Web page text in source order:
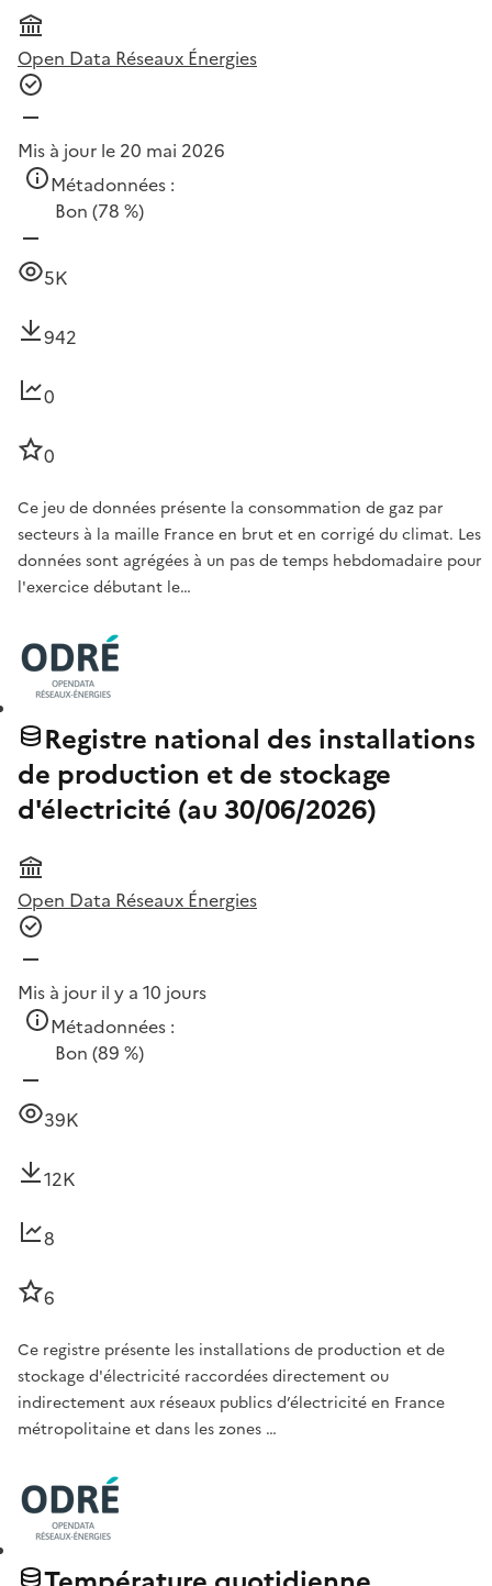
Open Data Réseaux Énergies
Mis à jour le 20 mai 2026
Métadonnées :
Bon (78 %)
5K
942
0
0
Ce jeu de données présente la consommation de gaz par
secteurs à la maille France en brut et en corrigé du climat. Les
données sont agrégées à un pas de temps hebdomadaire pour
l'exercice débutant le…
Registre national des installations
de production et de stockage
d'électricité (au 30/06/2026)
Open Data Réseaux Énergies
Mis à jour il y a 10 jours
Métadonnées :
Bon (89 %)
39K
12K
8
6
Ce registre présente les installations de production et de
stockage d'électricité raccordées directement ou
indirectement aux réseaux publics d’électricité en France
métropolitaine et dans les zones …